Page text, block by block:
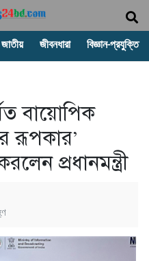
জাতীয় জীবনধারা বিজ্ঞান-প্রযুক্তি
বায়োপিক
রূপকার’
প্রধানমন্ত্রী